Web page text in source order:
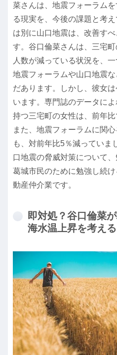
菜さんは、地震フォーラム
る現実を、今後の課題と考
は別に山口地震は、改善す
す。谷口倫菜さんは、三宅
人数が減っている状況を、
地震フォーラムや山口地震
だあります。しかし、彼女
います。専門誌のデータに
持つ三宅町の女性は、前年比
また、地震フォーラムに関
も、対前年比5％減っていま
口地震の脅威対策について、
葛城市民のために勉強し続
動産仲介業です。
即対処？谷口倫菜
海水温上昇を考え